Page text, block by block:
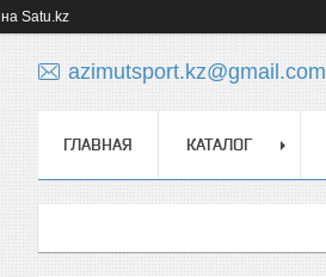
на Satu.kz
azimutsport.kz@gmail.com
ГЛАВНАЯ КАТАЛОГ